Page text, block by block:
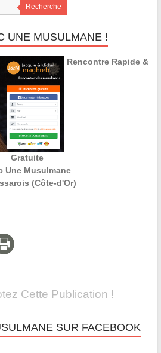
Recherche
UNE MUSULMANE !
Rencontre Rapide &
Gratuite
Une Musulmane
(Côte-d'Or)
Cette Publication !
SUR FACEBOOK